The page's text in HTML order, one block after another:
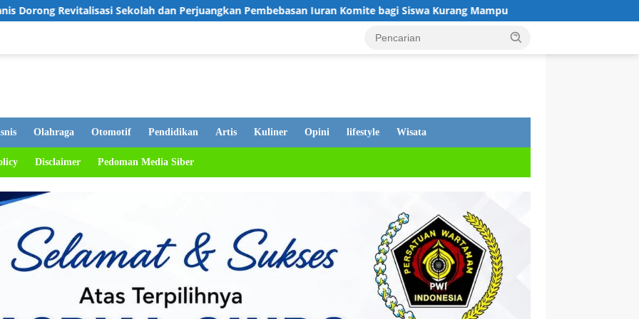
dan Perjuangkan Pembebasan Iuran Komite bagi Siswa Kurang Mampu Tanggapan Dewan Andi Putra, Tentang
Olahraga Otomotif Pendidikan Artis Kuliner Opini lifestyle Wisata
Disclaimer Pedoman Media Siber